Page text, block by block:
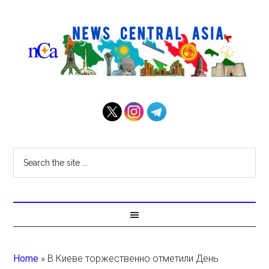
Home » В Киеве торжественно отметили День